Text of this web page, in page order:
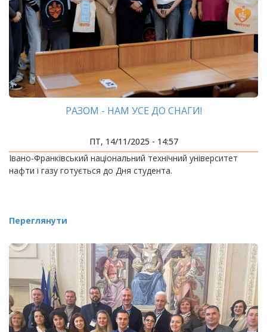
РАЗОМ - НАМ УСЕ ДО СНАГИ!
ПТ, 14/11/2025 - 14:57
Івано-Франківський національний технічний університет
нафти і газу готується до Дня студента.
Переглянути